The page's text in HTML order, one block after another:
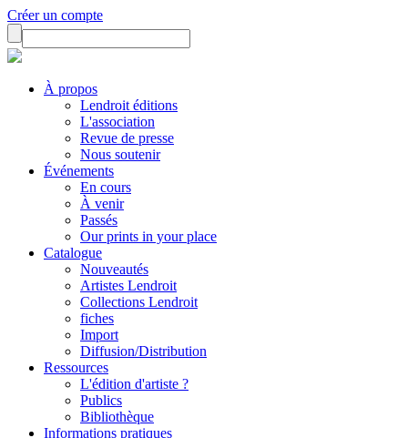
Créer un compte
À propos
Lendroit éditions
L'association
Revue de presse
Nous soutenir
Événements
En cours
À venir
Passés
Our prints in your place
Catalogue
Nouveautés
Artistes Lendroit
Collections Lendroit
fiches
Import
Diffusion/Distribution
Ressources
L'édition d'artiste ?
Publics
Bibliothèque
Informations pratiques